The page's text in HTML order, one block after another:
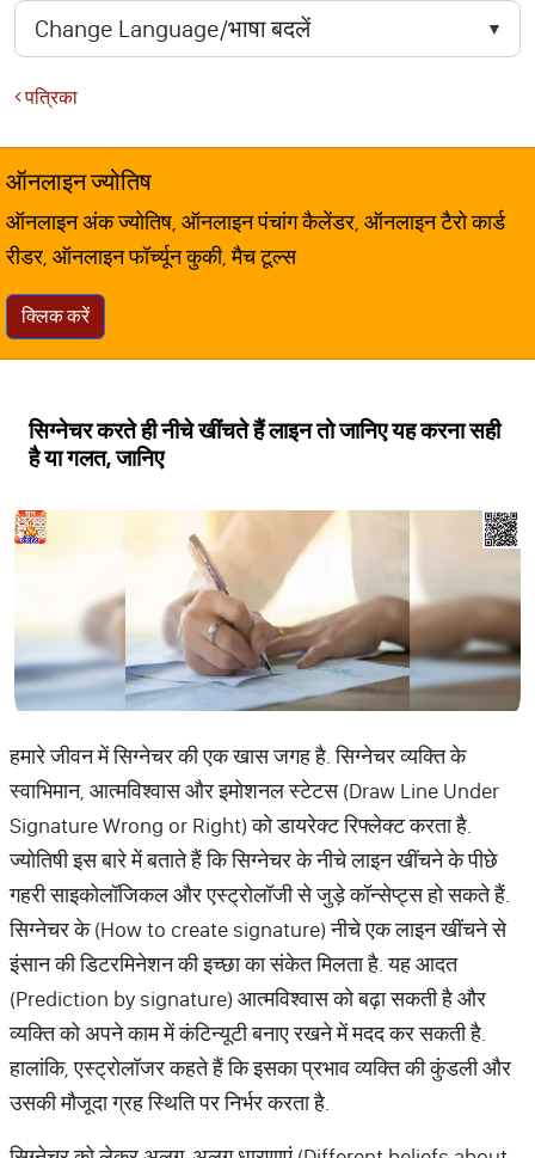
पत्रिका
ऑनलाइन ज्योतिष
ऑनलाइन अंक ज्योतिष, ऑनलाइन पंचांग कैलेंडर, ऑनलाइन टैरो कार्ड
रीडर, ऑनलाइन फॉर्च्यून कुकी, मैच टूल्स
क्लिक करें
स‍िग्‍नेचर करते ही नीचे खींचते हैं लाइन तो जान‍िए यह करना सही
है या गलत, जानिए
हमारे जीवन में सिग्नेचर की एक खास जगह है. सिग्नेचर व्यक्ति के
स्वाभिमान, आत्मविश्वास और इमोशनल स्टेटस (Draw Line Under
Signature Wrong or Right) को डायरेक्ट रिफ्लेक्ट करता है.
ज्योतिषी इस बारे में बताते हैं कि सिग्नेचर के नीचे लाइन खींचने के पीछे
गहरी साइकोलॉजिकल और एस्ट्रोलॉजी से जुड़े कॉन्सेप्ट्स हो सकते हैं.
सिग्नेचर के (How to create signature) नीचे एक लाइन खींचने से
इंसान की डिटरमिनेशन की इच्छा का संकेत मिलता है. यह आदत
(Prediction by signature) आत्मविश्वास को बढ़ा सकती है और
व्यक्ति को अपने काम में कंटिन्यूटी बनाए रखने में मदद कर सकती है.
हालांकि, एस्ट्रोलॉजर कहते हैं कि इसका प्रभाव व्यक्ति की कुंडली और
उसकी मौजूदा ग्रह स्थिति पर निर्भर करता है.